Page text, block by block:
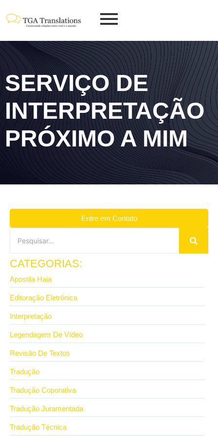
SERVIÇO DE
INTERPRETAÇÃO
PRÓXIMO A MIM
Entre em Contato
CATEGORIAS:
Apostila Haia
Editoração Eletrônica
Interpretação
Legendagem De Vídeo
Revisão De Textos
Tradução
Tradução Coporativa
Tradução Juramentada
Tradução Técnica